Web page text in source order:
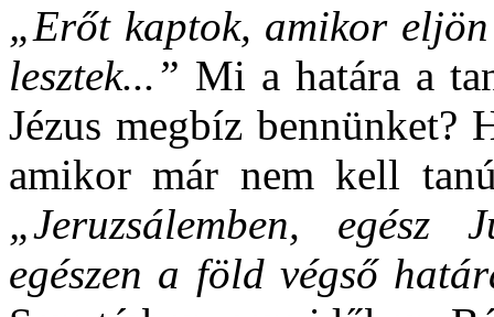
„Erőt kaptok, amikor
lesztek...” Mi a határa a
Jézus megbíz
amikor már nem kell
„Jeruzsálemben, egész
egészen a föld végső